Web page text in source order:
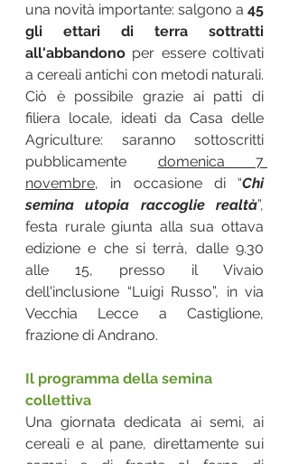
una novità importante: salgono a 45
gli ettari di terra sottratti
all'abbandono per essere coltivati
a cereali antichi con metodi naturali.
Ciò è possibile grazie ai patti di
filiera locale, ideati da Casa delle
Agriculture: saranno sottoscritti
pubblicamente domenica 7
novembre, in occasione di “Chi
semina utopia raccoglie realtà”,
festa rurale giunta alla sua ottava
edizione e che si terrà, dalle 9.30
alle 15, presso il Vivaio
dell'inclusione “Luigi Russo”, in via
Vecchia Lecce a Castiglione,
frazione di Andrano.
Il programma della semina
collettiva
Una giornata dedicata ai semi, ai
cereali e al pane, direttamente sui